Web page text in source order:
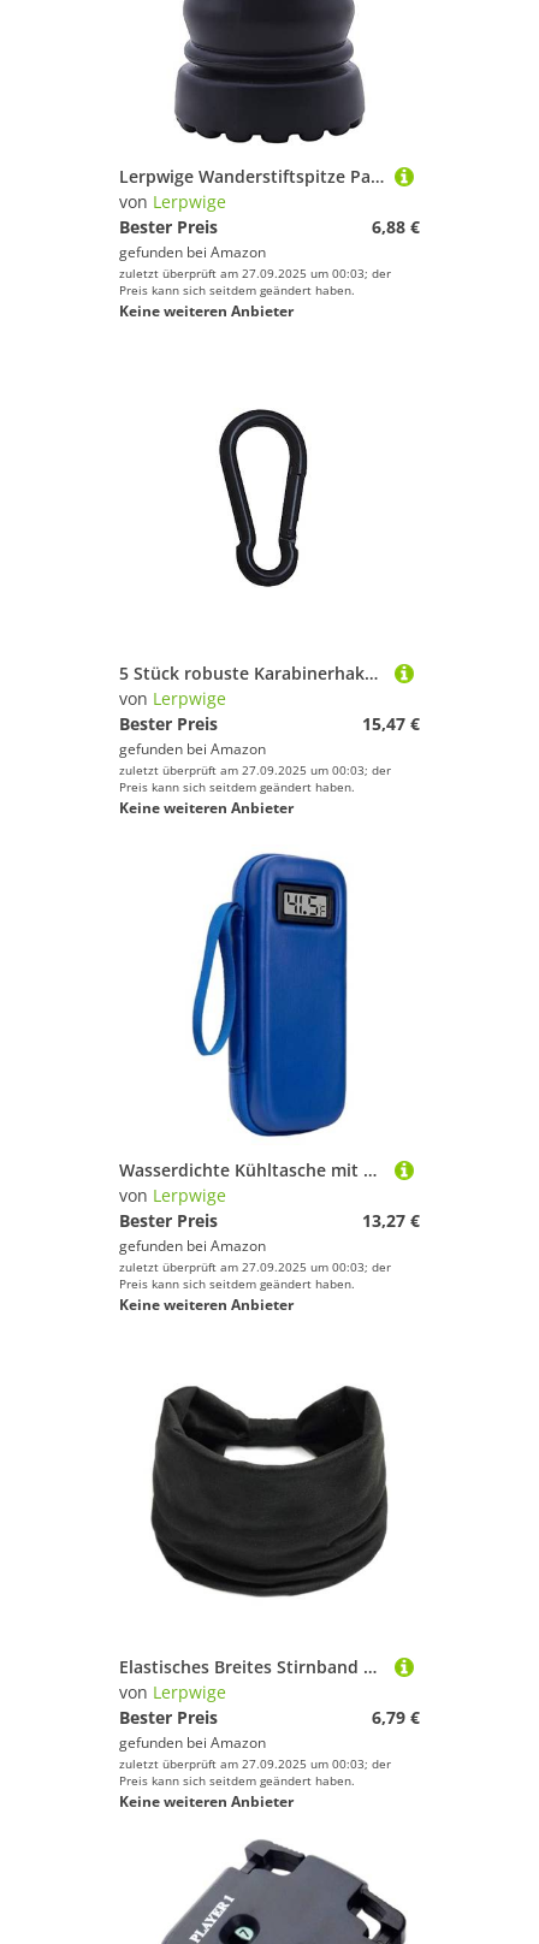
Lerpwige Wanderstiftspitze Pads Ende Gummi Kappen Rohrstock Wanderschützer Abdeckung Für Anti Skid Rohr Ersatzabdeckungen Gummi Pad Enden
von Lerpwige
Bester Preis
6,88 €
gefunden bei Amazon
zuletzt überprüft am 27.09.2025 um 00:03; der
Preis kann sich seitdem geändert haben.
Keine weiteren Anbieter
5 Stück robuste Karabinerhaken, kaltgewalzte Stähle, Feder-Karabinerhaken für Klettern, Outdoor, Camping, Wandern, Federkarabiner, kaltgewalzte Stähle, Karabiner, Wanderhakenverschlüsse
von Lerpwige
Bester Preis
15,47 €
gefunden bei Amazon
zuletzt überprüft am 27.09.2025 um 00:03; der
Preis kann sich seitdem geändert haben.
Keine weiteren Anbieter
Wasserdichte Kühltasche mit Temperaturregelungsfunktion, große Kapazität, Notfallbedarf, Organizer, Digitalanzeige, Thermo-Aufbewahrungstasche
von Lerpwige
Bester Preis
13,27 €
gefunden bei Amazon
zuletzt überprüft am 27.09.2025 um 00:03; der
Preis kann sich seitdem geändert haben.
Keine weiteren Anbieter
Elastisches Breites Stirnband Schweiß Absorbierende Dehnbare Fitnesshaarband Für Männer Männer Leiten Fitnessstudio Training Mehrzweck Sporthaar Turban
von Lerpwige
Bester Preis
6,79 €
gefunden bei Amazon
zuletzt überprüft am 27.09.2025 um 00:03; der
Preis kann sich seitdem geändert haben.
Keine weiteren Anbieter